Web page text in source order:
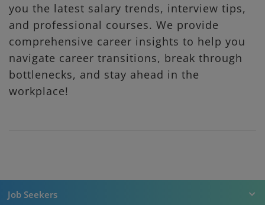
you the latest salary trends, interview tips,
and professional courses. We provide
comprehensive career insights to help you
navigate career transitions, break through
bottlenecks, and stay ahead in the
workplace!
Job Seekers